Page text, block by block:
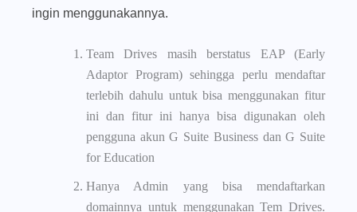
ingin menggunakannya.
Team Drives masih berstatus EAP (Early
Adaptor Program) sehingga perlu mendaftar
terlebih dahulu untuk bisa menggunakan fitur
ini dan fitur ini hanya bisa digunakan oleh
pengguna akun G Suite Business dan G Suite
for Education
Hanya Admin yang bisa mendaftarkan
domainnya untuk menggunakan Tem Drives.